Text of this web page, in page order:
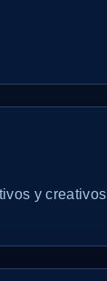
y creativos